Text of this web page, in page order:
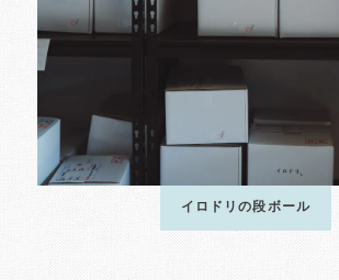
イロドリの段ボール